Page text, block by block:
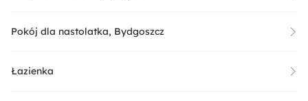
Pokój dla nastolatka, Bydgoszcz
Łazienka